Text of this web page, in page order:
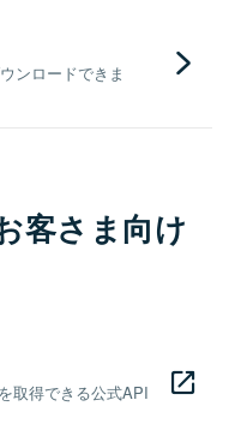
ンロードできま
客さま向け
取得できる公式API